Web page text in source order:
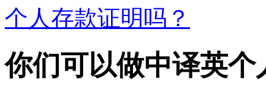
个人存款证明吗？
你们可以做中译英